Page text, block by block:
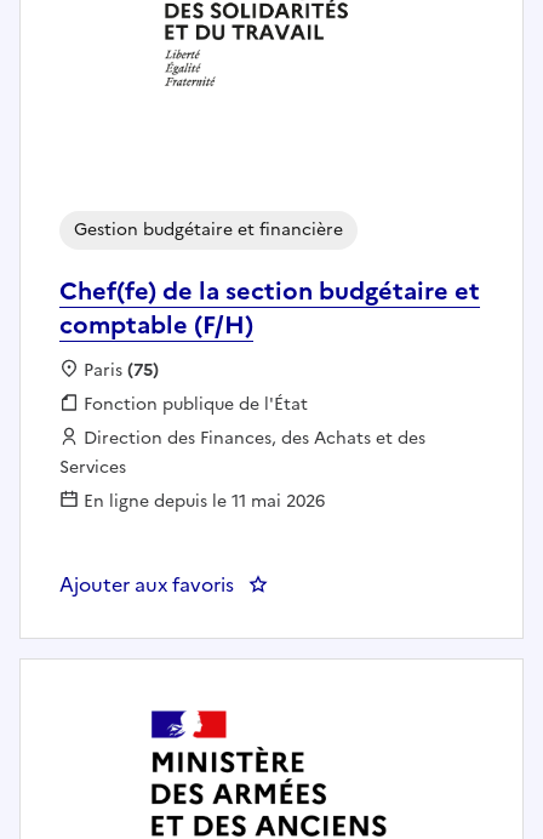
Chef(fe) de la section budgétaire et
comptable (F/H)
Gestion budgétaire et financière
Localisation :
Paris(75)
Fonction publique :
Fonction publique de l'État
Employeur :
Direction des Finances, des Achats et des
Services
En ligne depuis le 11 mai 2026
Ajouter aux favoris : Chef(fe) de la section